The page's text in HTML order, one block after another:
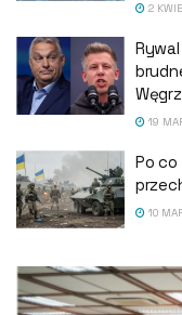
2
19
Po
10